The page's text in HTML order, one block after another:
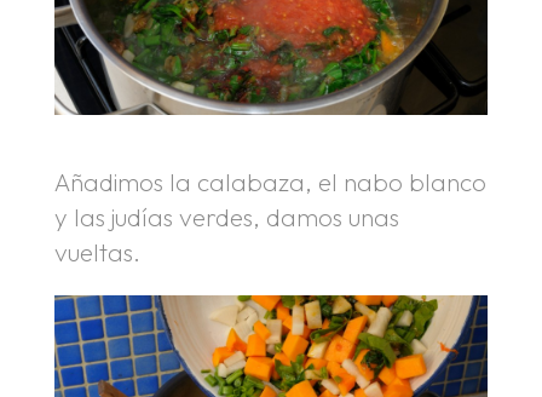
Añadimos la calabaza, el nabo blanco
y las judías verdes, damos unas
vueltas.